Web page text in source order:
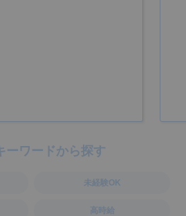
ーワードから探す
未経験OK
高時給